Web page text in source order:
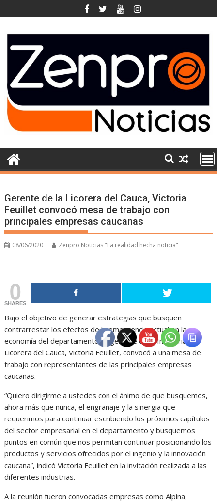
to
Gerente de la Licorera del Cauca, Victoria
Feuillet convocó mesa de trabajo con
principales empresas caucanas
08/06/2020 Zenpro Noticias "La realidad hecha noticia"
0
SHARES
Bajo el objetivo de generar estrategias que busquen
contrarrestar los efectos de la emergencia actual en la
economía del departamento, la gerente de la Industria
Licorera del Cauca, Victoria Feuillet, convocó a una mesa de
trabajo con representantes de las principales empresas
caucanas.
“Quiero dirigirme a ustedes con el ánimo de que busquemos,
ahora más que nunca, el engranaje y la sinergia que
requerimos para continuar escribiendo los próximos capítulos
del sector empresarial en el departamento y busquemos
puntos en común que nos permitan continuar posicionando los
productos y servicios ofrecidos por el ingenio y la innovación
caucana”, indicó Victoria Feuillet en la invitación realizada a las
diferentes industrias.
A la reunión fueron convocadas empresas como Alpina,